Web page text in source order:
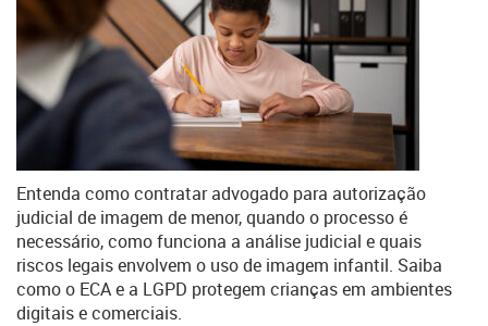
Entenda como contratar advogado para autorização
judicial de imagem de menor, quando o processo é
necessário, como funciona a análise judicial e quais
riscos legais envolvem o uso de imagem infantil. Saiba
como o ECA e a LGPD protegem crianças em ambientes
digitais e comerciais.